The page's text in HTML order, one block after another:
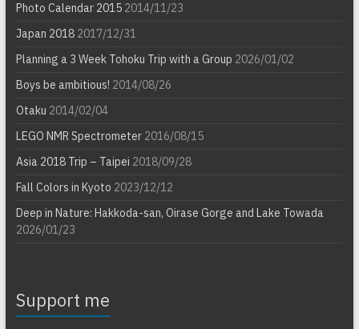
Photo Calendar 20152014/11/23
Japan 20182017/12/31
Planning a 3 Week Tohoku Trip with a Group 2026/01/02
Boys be ambitious! 2014/08/26
Otaku 2014/02/04
LEGO NMR Spectrometer2016/08/15
Asia 2018 Trip – Taipei 2018/09/28
Fall Colors in Kyoto 2023/12/12
Deep in Nature: Hakkoda-san, Oirase Gorge and Lake Towada
2026/01/23
Support me